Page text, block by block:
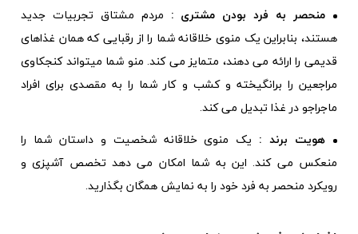
منحصر به فرد بودن مشتری : مردم مشتاق تجربیات جدید
هستند، بنابراین یک منوی خلاقانه شما را از رقبایی که همان غذاهای
قدیمی را ارائه می دهند، متمایز می کند. منو شما میتواند کنجکاوی
مراجعین را برانگیخته و کشب و کار شما را به مقصدی برای افراد
ماجراجو در غذا تبدیل می کند.
هویت برند : یک منوی خلاقانه شخصیت و داستان شما را
منعکس می کند. این به شما امکان می دهد تخصص آشپزی و
رویکرد منحصر به فرد خود را به نمایش همگان بگذارید.